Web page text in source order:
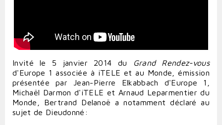
Invité le 5 janvier 2014 du
Grand Rendez-vous
d'Europe 1 associée à iTELE et au Monde, émission
présentée par Jean-Pierre Elkabbach d'Europe 1,
Michaël Darmon d'iTELE et Arnaud Leparmentier du
Monde, Bertrand Delanoë a notamment déclaré au
sujet de Dieudonné: